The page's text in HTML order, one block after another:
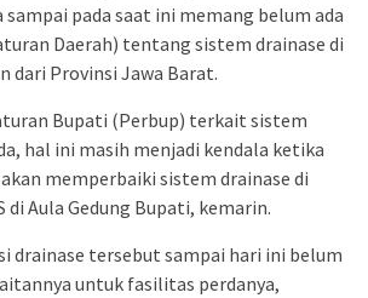
pada saat ini memang belum ada
Daerah) tentang sistem drainase di
dari Provinsi Jawa Barat.
Bupati (Perbup) terkait sistem
hal ini masih menjadi kendala ketika
memperbaiki sistem drainase di
di Aula Gedung Bupati, kemarin.
drainase tersebut sampai hari ini belum
untuk fasilitas perdanya,